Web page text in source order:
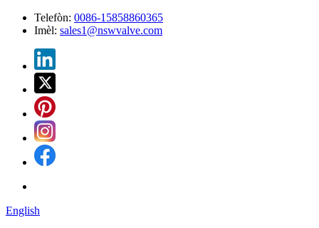
Telefòn: 0086-15858860365
Imèl: sales1@nswvalve.com
English